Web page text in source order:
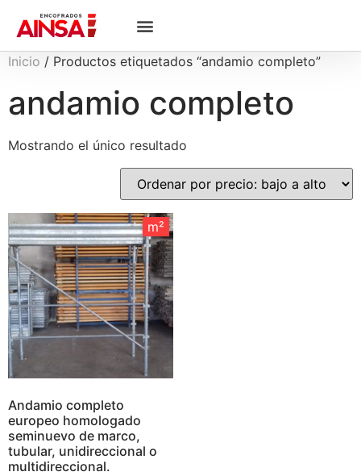
Inicio / Productos etiquetados “andamio completo”
andamio completo
Mostrando el único resultado
m²
m²
Andamio completo
europeo homologado
seminuevo de marco,
tubular, unidireccional o
multidireccional.